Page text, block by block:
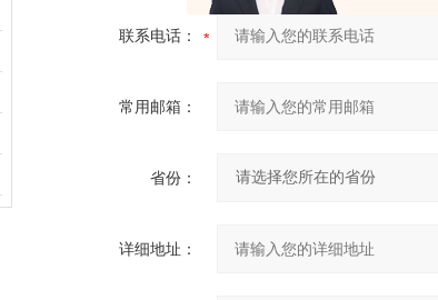
联系电话：
常用邮箱：
省份：
详细地址：